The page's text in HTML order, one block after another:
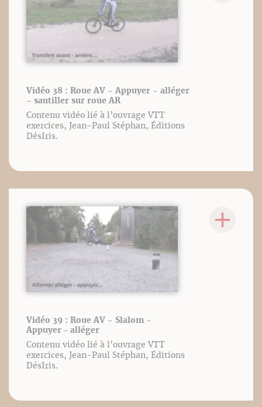
Vidéo 38 : Roue AV - Appuyer - alléger
- sautiller sur roue AR
Contenu vidéo lié à l’ouvrage VTT
exercices, Jean-Paul Stéphan, Éditions
DésIris.
Vidéo 39 : Roue AV - Slalom -
Appuyer - alléger
Contenu vidéo lié à l’ouvrage VTT
exercices, Jean-Paul Stéphan, Éditions
DésIris.